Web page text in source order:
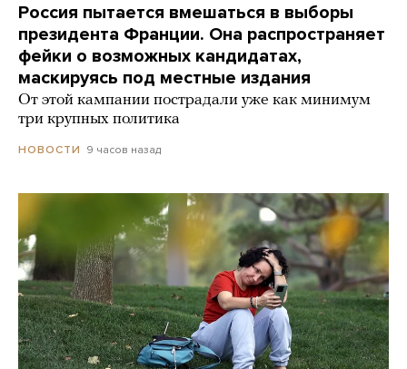
Россия пытается вмешаться в выборы
президента Франции. Она распространяет
фейки о возможных кандидатах,
маскируясь под местные издания
От этой кампании пострадали уже как минимум
три крупных политика
НОВОСТИ 9 часов назад